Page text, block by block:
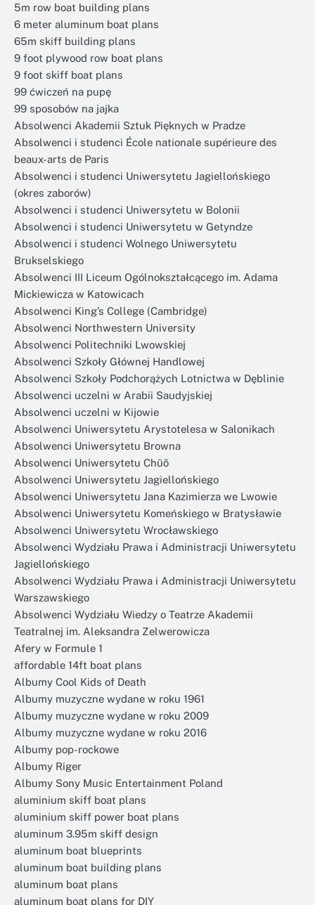
5m row boat building plans
6 meter aluminum boat plans
65m skiff building plans
9 foot plywood row boat plans
9 foot skiff boat plans
99 ćwiczeń na pupę
99 sposobów na jajka
Absolwenci Akademii Sztuk Pięknych w Pradze
Absolwenci i studenci École nationale supérieure des
beaux-arts de Paris
Absolwenci i studenci Uniwersytetu Jagiellońskiego
(okres zaborów)
Absolwenci i studenci Uniwersytetu w Bolonii
Absolwenci i studenci Uniwersytetu w Getyndze
Absolwenci i studenci Wolnego Uniwersytetu
Brukselskiego
Absolwenci III Liceum Ogólnokształcącego im. Adama
Mickiewicza w Katowicach
Absolwenci King’s College (Cambridge)
Absolwenci Northwestern University
Absolwenci Politechniki Lwowskiej
Absolwenci Szkoły Głównej Handlowej
Absolwenci Szkoły Podchorążych Lotnictwa w Dęblinie
Absolwenci uczelni w Arabii Saudyjskiej
Absolwenci uczelni w Kijowie
Absolwenci Uniwersytetu Arystotelesa w Salonikach
Absolwenci Uniwersytetu Browna
Absolwenci Uniwersytetu Chūō
Absolwenci Uniwersytetu Jagiellońskiego
Absolwenci Uniwersytetu Jana Kazimierza we Lwowie
Absolwenci Uniwersytetu Komeńskiego w Bratysławie
Absolwenci Uniwersytetu Wrocławskiego
Absolwenci Wydziału Prawa i Administracji Uniwersytetu
Jagiellońskiego
Absolwenci Wydziału Prawa i Administracji Uniwersytetu
Warszawskiego
Absolwenci Wydziału Wiedzy o Teatrze Akademii
Teatralnej im. Aleksandra Zelwerowicza
Afery w Formule 1
affordable 14ft boat plans
Albumy Cool Kids of Death
Albumy muzyczne wydane w roku 1961
Albumy muzyczne wydane w roku 2009
Albumy muzyczne wydane w roku 2016
Albumy pop-rockowe
Albumy Riger
Albumy Sony Music Entertainment Poland
aluminium skiff boat plans
aluminium skiff power boat plans
aluminum 3.95m skiff design
aluminum boat blueprints
aluminum boat building plans
aluminum boat plans
aluminum boat plans for DIY